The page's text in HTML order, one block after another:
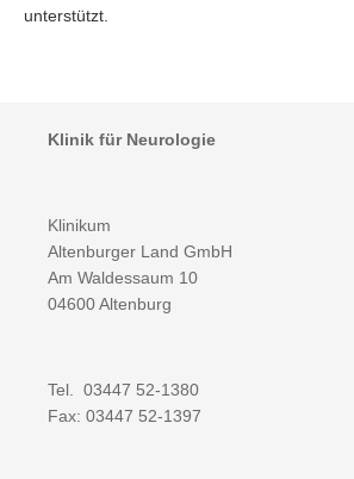
unterstützt.
Klinik für Neurologie
Klinikum
Altenburger Land GmbH
Am Waldessaum 10
04600 Altenburg
Tel. 03447 52-1380
Fax: 03447 52-1397